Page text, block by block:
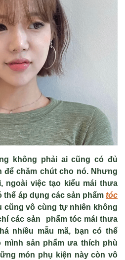
không phải ai cũng có đủ
để chăm chút cho nó. Nhưng
ngoài việc tạo kiểu mái thưa
thể áp dụng các sản phẩm tóc
cũng vô cùng tự nhiên không
các sản phẩm tóc mái thưa
nhiều mẫu mã, bạn có thể
mình sản phẩm ưa thích phù
món phụ kiện này còn vô